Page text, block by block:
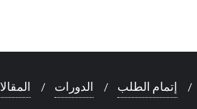
إتمام الطلب الدورات